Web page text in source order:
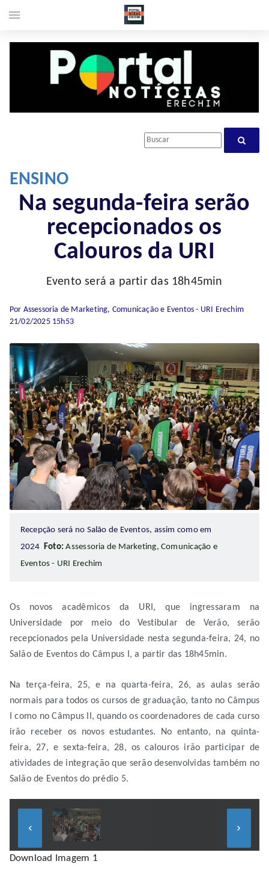
ENSINO
Na segunda-feira serão
recepcionados os
Calouros da URI
Evento será a partir das 18h45min
Por Assessoria de Marketing, Comunicação e Eventos - URI Erechim
21/02/2025 15h53
Recepção será no Salão de Eventos, assim como em
2024Foto: Assessoria de Marketing, Comunicação e
Eventos - URI Erechim
Os novos acadêmicos da URI, que ingressaram na
Universidade por meio do Vestibular de Verão, serão
recepcionados pela Universidade nesta segunda-feira, 24, no
Salão de Eventos do Câmpus I, a partir das 18h45min.
Na terça-feira, 25, e na quarta-feira, 26, as aulas serão
normais para todos os cursos de graduação, tanto no Câmpus
I como no Câmpus II, quando os coordenadores de cada curso
irão receber os novos estudantes. No entanto, na quinta-
feira, 27, e sexta-feira, 28, os calouros irão participar de
atividades de integração que serão desenvolvidas também no
Salão de Eventos do prédio 5.
keyboard_arrow_left keyboard_arrow_right
Download Imagem 1
menu